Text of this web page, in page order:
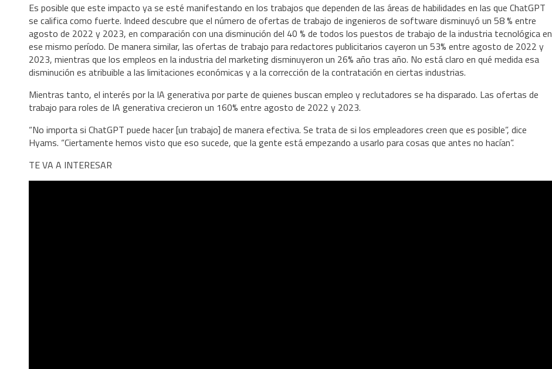
Es posible que este impacto ya se esté manifestando en los trabajos que dependen de las áreas de habilidades en las que ChatGPT
se califica como fuerte. Indeed descubre que el número de ofertas de trabajo de ingenieros de software disminuyó un 58 % entre
agosto de 2022 y 2023, en comparación con una disminución del 40 % de todos los puestos de trabajo de la industria tecnológica en
ese mismo período. De manera similar, las ofertas de trabajo para redactores publicitarios cayeron un 53% entre agosto de 2022 y
2023, mientras que los empleos en la industria del marketing disminuyeron un 26% año tras año. No está claro en qué medida esa
disminución es atribuible a las limitaciones económicas y a la corrección de la contratación en ciertas industrias.
Mientras tanto, el interés por la IA generativa por parte de quienes buscan empleo y reclutadores se ha disparado. Las ofertas de
trabajo para roles de IA generativa crecieron un 160% entre agosto de 2022 y 2023.
“No importa si ChatGPT puede hacer [un trabajo] de manera efectiva. Se trata de si los empleadores creen que es posible”, dice
Hyams. “Ciertamente hemos visto que eso sucede, que la gente está empezando a usarlo para cosas que antes no hacían”.
TE VA A INTERESAR